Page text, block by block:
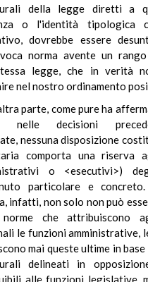
della legge diretti a
o l'identità tipologica
dovrebbe essere
norma avente un
legge, che in verità
nel nostro ordinamento
parte, come pure ha
nelle decisioni
nessuna disposizione
comporta una riserva
o <esecutivi>)
particolare e
infatti, non solo non può
che attribuiscono
le funzioni amministrative,
mai queste ultime in
delineati in
alle funzioni legislative,